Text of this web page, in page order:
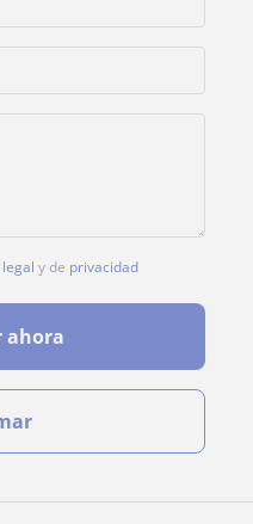
y de privacidad
ahora